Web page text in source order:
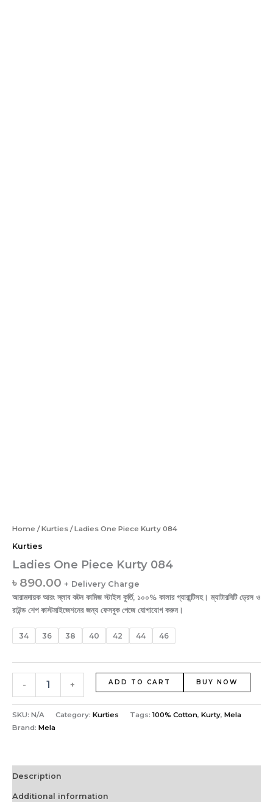
Home /Kurties / Ladies One Piece Kurty 084
Kurties
Ladies One Piece Kurty 084
৳ 890.00 + Delivery Charge
আরামদায়ক আরং স্লাব কটন কামিজ স্টাইল কুর্তি, ১০০% কালার গ্যারান্টিসহ। ম্যাটারনিটি ড্রেস ও
রাউন্ড শেপ কাস্টমাইজেশনের জন্য ফেসবুক পেজে যোগাযোগ করুন।
34 36 38 40 42 44 46
- + ADD TO CART BUY NOW
SKU: N/A Category: Kurties Tags: 100% Cotton, Kurty, Mela
Brand: Mela
Description
Additional information